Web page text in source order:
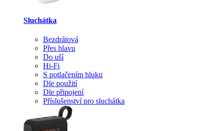
Sluchátka
Bezdrátová
Přes hlavu
Do uší
Hi-Fi
S potlačením hluku
Dle použití
Dle připojení
Příslušenství pro sluchátka